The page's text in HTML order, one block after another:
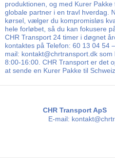
produktionen, og med Kurer
globale partner i en travl hverdag.
kørsel, vælger du kompromisløs
hele forløbet, så du kan fokusere
CHR Transport 24 timer i døgnet
kontaktes på Telefon: 60 13 04 54
mail: kontakt@chrtransport.dk
8:00-16:00. CHR Transport er det
at sende en Kurer Pakke til
CHR Transport ApS
E-mail: